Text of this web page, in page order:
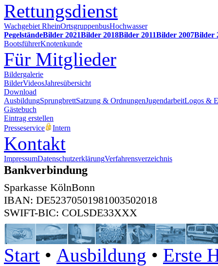
Rettungsdienst
Wachgebiet RheinOrtsgruppenbusHochwasser
PegelständeBilder 2021Bilder 2018Bilder 2011Bilder 2007Bilder
BootsführerKnotenkunde
Für Mitglieder
Bildergalerie
BilderVideosJahresübersicht
Download
AusbildungSprungbrettSatzung & OrdnungenJugendarbeitLogos &
Gästebuch
Eintrag erstellen
Presseservice
Intern
Kontakt
ImpressumDatenschutzerklärungVerfahrensverzeichnis
Bankverbindung
Sparkasse KölnBonn
IBAN: DE52370501981003502018
SWIFT-BIC: COLSDE33XXX
Start • Ausbildung • Erste